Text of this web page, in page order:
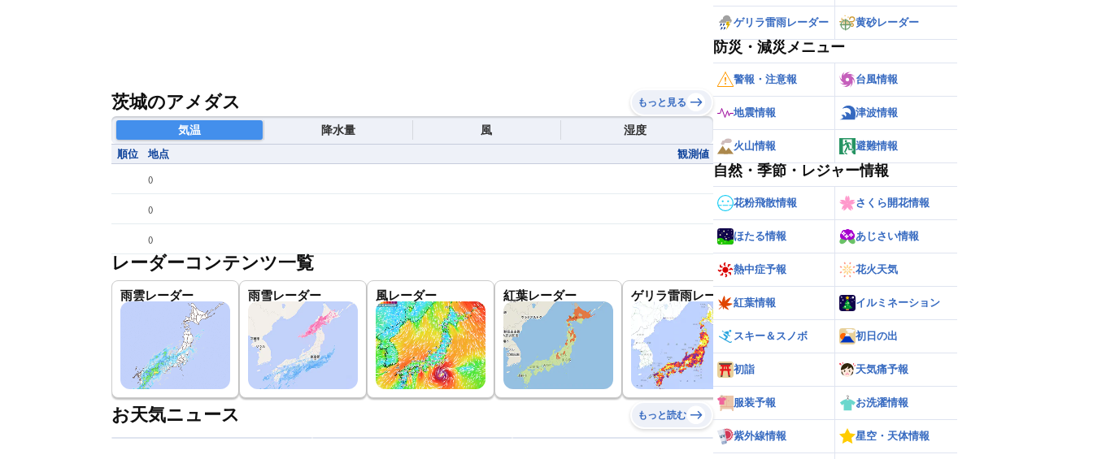
茨城のアメダス もっと見る
気温 降水量 風 湿度
順位 地点 観測値
()
()
()
レーダーコンテンツ一覧
雨雲レーダー 雨雪レーダー 風レーダー 紅葉レーダー ゲリラ雷雨レーダー 世界の雨雲レーダー
お天気ニュース もっと読む
ゲリラ雷雨レーダー 黄砂レーダー
防災・減災メニュー
警報・注意報 台風情報
地震情報 津波情報
火山情報 避難情報
自然・季節・レジャー情報
花粉飛散情報 さくら開花情報
ほたる情報 あじさい情報
熱中症予報 花火天気
紅葉情報 イルミネーション
スキー＆スノボ 初日の出
初詣 天気痛予報
服装予報 お洗濯情報
紫外線情報 星空・天体情報